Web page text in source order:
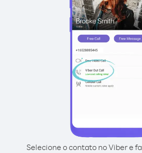
Selecione o contato no Viber e